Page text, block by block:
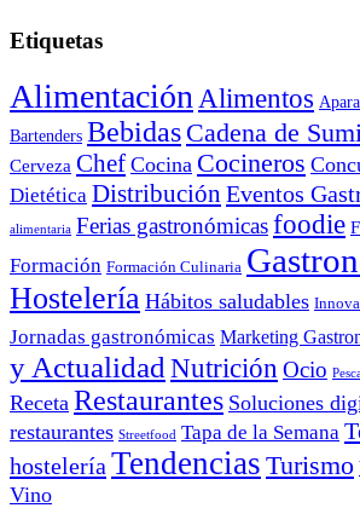
Etiquetas
Alimentación Alimentos
Bartenders Bebidas Cadena de
Cerveza Chef Cocina Cocineros
Dietética Distribución Eventos
alimentaria Ferias gastronómicasfoodie
Formación Formación Culinaria
Hostelería Hábitos saludables
Jornadas gastronómicas Marketing
y Actualidad Nutrición Ocio
Receta Restaurantes Soluciones
restaurantes Streetfood Tapa de la Semana
hostelería Tendencias Turismo
Vino